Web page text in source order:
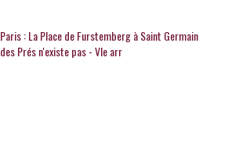
Paris : La Place de Furstemberg à Saint Germain
des Prés n'existe pas - VIe arr